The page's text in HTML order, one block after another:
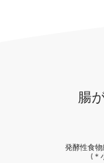
腸
発酵性食
(＊